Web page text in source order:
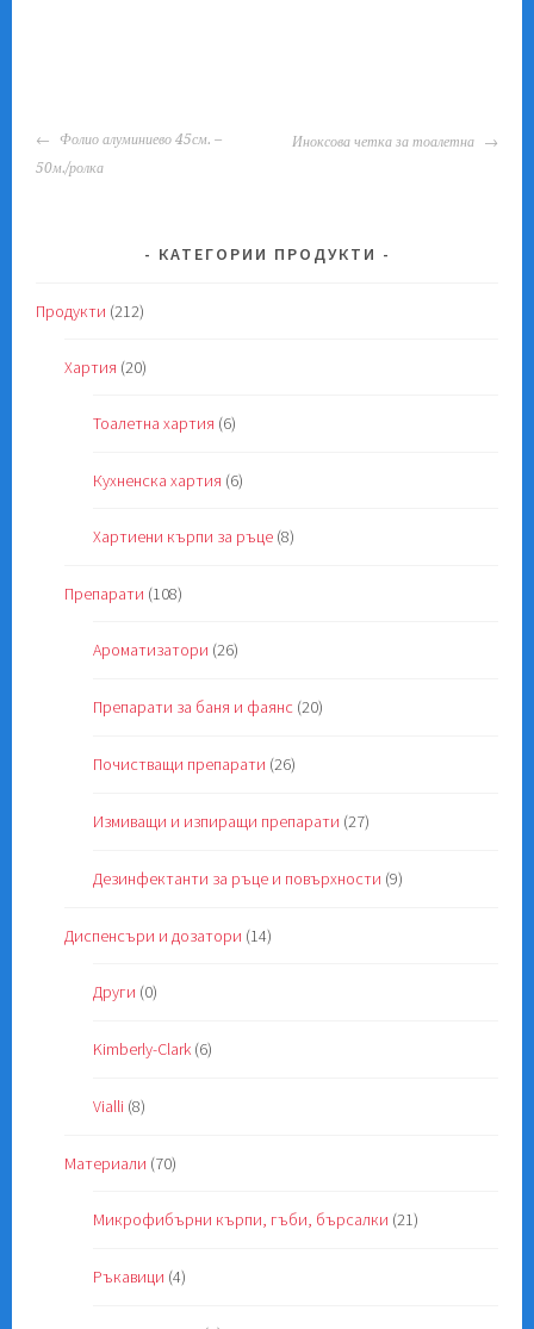
POST
NAVIGATION
Фолио алуминиево 45см. –
50м./ролка
Иноксова четка за тоалетна
КАТЕГОРИИ ПРОДУКТИ
Продукти (212)
Хартия (20)
Тоалетна хартия (6)
Кухненска хартия (6)
Хартиени кърпи за ръце (8)
Препарати (108)
Ароматизатори (26)
Препарати за баня и фаянс (20)
Почистващи препарати (26)
Измиващи и изпиращи препарати (27)
Дезинфектанти за ръце и повърхности (9)
Диспенсъри и дозатори (14)
Други (0)
Kimberly-Clark (6)
Vialli (8)
Материали (70)
Микрофибърни кърпи, гъби, бърсалки (21)
Ръкавици (4)